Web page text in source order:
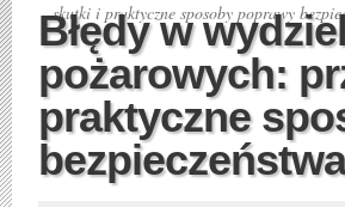
skutki i praktyczne sposoby poprawy
Błędy w
pożarowych:
praktyczne
bezpieczeństwa